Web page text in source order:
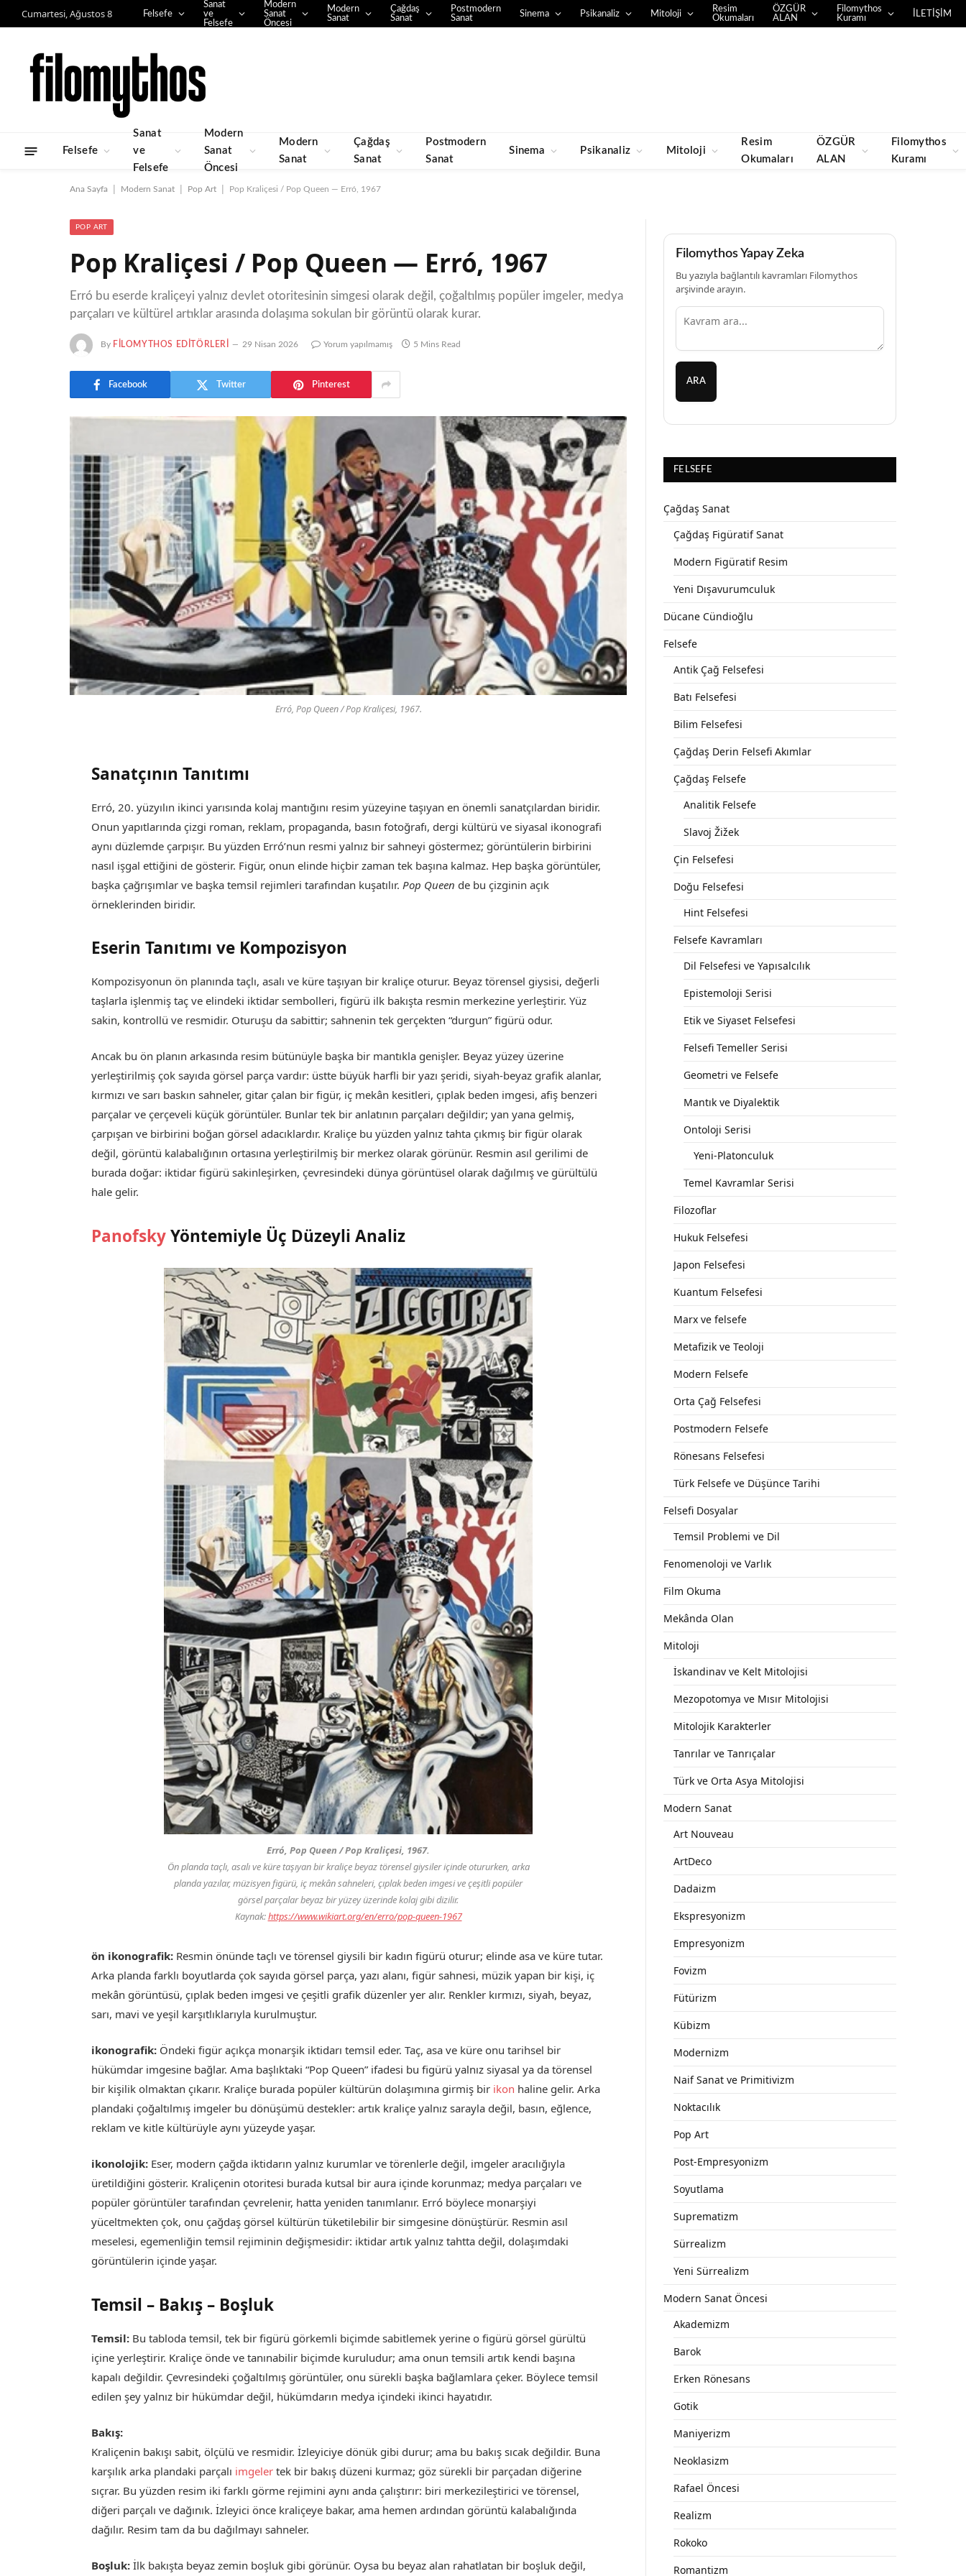
Cumartesi, Ağustos 8 Felsefe
Sanat
ve
Felsefe
Modern
Sanat
Öncesi
Modern
Sanat
Çağdaş
Sanat
Postmodern
Sanat
Sinema Psikanaliz Mitoloji
Resim
Okumaları
ÖZGÜR
ALAN
Filomythos
Kuramı
İLETİŞİM
Felsefe
Sanat
ve
Felsefe
Modern
Sanat
Öncesi
Modern
Sanat
Çağdaş
Sanat
Postmodern
Sanat
Sinema Psikanaliz Mitoloji
Resim
Okumaları
ÖZGÜR
ALAN
Filomythos
Kuramı
Ana Sayfa Modern Sanat Pop Art Pop Kraliçesi / Pop Queen — Erró, 1967
POP ART
Pop Kraliçesi / Pop Queen — Erró, 1967
Erró bu eserde kraliçeyi yalnız devlet otoritesinin simgesi olarak değil, çoğaltılmış popüler imgeler, medya
parçaları ve kültürel artıklar arasında dolaşıma sokulan bir görüntü olarak kurar.
By FILOMYTHOS EDITÖRLERI 29 Nisan 2026 Yorum yapılmamış 5 Mins Read
Facebook Twitter Pinterest
Erró, Pop Queen / Pop Kraliçesi, 1967.
Sanatçının Tanıtımı
Erró, 20. yüzyılın ikinci yarısında kolaj mantığını resim yüzeyine taşıyan en önemli sanatçılardan biridir.
Onun yapıtlarında çizgi roman, reklam, propaganda, basın fotoğrafı, dergi kültürü ve siyasal ikonografi
aynı düzlemde çarpışır. Bu yüzden Erró’nun resmi yalnız bir sahneyi göstermez; görüntülerin birbirini
nasıl işgal ettiğini de gösterir. Figür, onun elinde hiçbir zaman tek başına kalmaz. Hep başka görüntüler,
başka çağrışımlar ve başka temsil rejimleri tarafından kuşatılır.Pop Queen de bu çizginin açık
örneklerinden biridir.
Eserin Tanıtımı ve Kompozisyon
Kompozisyonun ön planında taçlı, asalı ve küre taşıyan bir kraliçe oturur. Beyaz törensel giysisi, değerli
taşlarla işlenmiş taç ve elindeki iktidar sembolleri, figürü ilk bakışta resmin merkezine yerleştirir. Yüz
sakin, kontrollü ve resmidir. Oturuşu da sabittir; sahnenin tek gerçekten “durgun” figürü odur.
Ancak bu ön planın arkasında resim bütünüyle başka bir mantıkla genişler. Beyaz yüzey üzerine
yerleştirilmiş çok sayıda görsel parça vardır: üstte büyük harfli bir yazı şeridi, siyah-beyaz grafik alanlar,
kırmızı ve sarı baskın sahneler, gitar çalan bir figür, iç mekân kesitleri, çıplak beden imgesi, afiş benzeri
parçalar ve çerçeveli küçük görüntüler. Bunlar tek bir anlatının parçaları değildir; yan yana gelmiş,
çarpışan ve birbirini boğan görsel adacıklardır. Kraliçe bu yüzden yalnız tahta çıkmış bir figür olarak
değil, görüntü kalabalığının ortasına yerleştirilmiş bir merkez olarak görünür. Resmin asıl gerilimi de
burada doğar: iktidar figürü sakinleşirken, çevresindeki dünya görüntüsel olarak dağılmış ve gürültülü
hale gelir.
PanofskyYöntemiyle Üç Düzeyli Analiz
Erró, Pop Queen / Pop Kraliçesi, 1967.
Ön planda taçlı, asalı ve küre taşıyan bir kraliçe beyaz törensel giysiler içinde otururken, arka
planda yazılar, müzisyen figürü, iç mekân sahneleri, çıplak beden imgesi ve çeşitli popüler
görsel parçalar beyaz bir yüzey üzerinde kolaj gibi dizilir.
Kaynak:https://www.wikiart.org/en/erro/pop-queen-1967
ön ikonografik: Resmin önünde taçlı ve törensel giysili bir kadın figürü oturur; elinde asa ve küre tutar.
Arka planda farklı boyutlarda çok sayıda görsel parça, yazı alanı, figür sahnesi, müzik yapan bir kişi, iç
mekân görüntüsü, çıplak beden imgesi ve çeşitli grafik düzenler yer alır. Renkler kırmızı, siyah, beyaz,
sarı, mavi ve yeşil karşıtlıklarıyla kurulmuştur.
ikonografik: Öndeki figür açıkça monarşik iktidarı temsil eder. Taç, asa ve küre onu tarihsel bir
hükümdar imgesine bağlar. Ama başlıktaki “Pop Queen” ifadesi bu figürü yalnız siyasal ya da törensel
bir kişilik olmaktan çıkarır. Kraliçe burada popüler kültürün dolaşımına girmiş bir ikon haline gelir. Arka
plandaki çoğaltılmış imgeler bu dönüşümü destekler: artık kraliçe yalnız sarayla değil, basın, eğlence,
reklam ve kitle kültürüyle aynı yüzeyde yaşar.
ikonolojik: Eser, modern çağda iktidarın yalnız kurumlar ve törenlerle değil, imgeler aracılığıyla
üretildiğini gösterir. Kraliçenin otoritesi burada kutsal bir aura içinde korunmaz; medya parçaları ve
popüler görüntüler tarafından çevrelenir, hatta yeniden tanımlanır. Erró böylece monarşiyi
yüceltmekten çok, onu çağdaş görsel kültürün tüketilebilir bir simgesine dönüştürür. Resmin asıl
meselesi, egemenliğin temsil rejiminin değişmesidir: iktidar artık yalnız tahtta değil, dolaşımdaki
görüntülerin içinde yaşar.
Temsil – Bakış – Boşluk
Temsil: Bu tabloda temsil, tek bir figürü görkemli biçimde sabitlemek yerine o figürü görsel gürültü
içine yerleştirir. Kraliçe önde ve tanınabilir biçimde kuruludur; ama onun temsili artık kendi başına
kapalı değildir. Çevresindeki çoğaltılmış görüntüler, onu sürekli başka bağlamlara çeker. Böylece temsil
edilen şey yalnız bir hükümdar değil, hükümdarın medya içindeki ikinci hayatıdır.
Bakış:
Kraliçenin bakışı sabit, ölçülü ve resmidir. İzleyiciye dönük gibi durur; ama bu bakış sıcak değildir. Buna
karşılık arka plandaki parçalı imgeler tek bir bakış düzeni kurmaz; göz sürekli bir parçadan diğerine
sıçrar. Bu yüzden resim iki farklı görme rejimini aynı anda çalıştırır: biri merkezileştirici ve törensel,
diğeri parçalı ve dağınık. İzleyici önce kraliçeye bakar, ama hemen ardından görüntü kalabalığında
dağılır. Resim tam da bu dağılmayı sahneler.
Boşluk: İlk bakışta beyaz zemin boşluk gibi görünür. Oysa bu beyaz alan rahatlatan bir boşluk değil,
Filomythos Yapay Zeka
Bu yazıyla bağlantılı kavramları Filomythos
arşivinde arayın.
ARA
FELSEFE
Çağdaş Sanat
Çağdaş Figüratif Sanat
Modern Figüratif Resim
Yeni Dışavurumculuk
Dücane Cündioğlu
Felsefe
Antik Çağ Felsefesi
Batı Felsefesi
Bilim Felsefesi
Çağdaş Derin Felsefi Akımlar
Çağdaş Felsefe
Analitik Felsefe
Slavoj Žižek
Çin Felsefesi
Doğu Felsefesi
Hint Felsefesi
Felsefe Kavramları
Dil Felsefesi ve Yapısalcılık
Epistemoloji Serisi
Etik ve Siyaset Felsefesi
Felsefi Temeller Serisi
Geometri ve Felsefe
Mantık ve Diyalektik
Ontoloji Serisi
Yeni-Platonculuk
Temel Kavramlar Serisi
Filozoflar
Hukuk Felsefesi
Japon Felsefesi
Kuantum Felsefesi
Marx ve felsefe
Metafizik ve Teoloji
Modern Felsefe
Orta Çağ Felsefesi
Postmodern Felsefe
Rönesans Felsefesi
Türk Felsefe ve Düşünce Tarihi
Felsefi Dosyalar
Temsil Problemi ve Dil
Fenomenoloji ve Varlık
Film Okuma
Mekânda Olan
Mitoloji
İskandinav ve Kelt Mitolojisi
Mezopotomya ve Mısır Mitolojisi
Mitolojik Karakterler
Tanrılar ve Tanrıçalar
Türk ve Orta Asya Mitolojisi
Modern Sanat
Art Nouveau
ArtDeco
Dadaizm
Ekspresyonizm
Empresyonizm
Fovizm
Fütürizm
Kübizm
Modernizm
Naif Sanat ve Primitivizm
Noktacılık
Pop Art
Post-Empresyonizm
Soyutlama
Suprematizm
Sürrealizm
Yeni Sürrealizm
Modern Sanat Öncesi
Akademizm
Barok
Erken Rönesans
Gotik
Maniyerizm
Neoklasizm
Rafael Öncesi
Realizm
Rokoko
Romantizm